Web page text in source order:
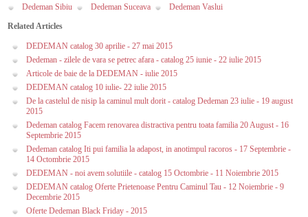
Dedeman Sibiu
Dedeman Suceava
Dedeman Vaslui
Related Articles
DEDEMAN catalog 30 aprilie - 27 mai 2015
Dedeman - zilele de vara se petrec afara - catalog 25 iunie - 22 iulie 2015
Articole de baie de la DEDEMAN - iulie 2015
DEDEMAN catalog 10 iulie- 22 iulie 2015
De la castelul de nisip la caminul mult dorit - catalog Dedeman 23 iulie - 19 august
2015
Dedeman catalog Facem renovarea distractiva pentru toata familia 20 August - 16
Septembrie 2015
Dedeman catalog Iti pui familia la adapost, in anotimpul racoros - 17 Septembrie -
14 Octombrie 2015
DEDEMAN - noi avem solutiile - catalog 15 Octombrie - 11 Noiembrie 2015
DEDEMAN catalog Oferte Prietenoase Pentru Caminul Tau - 12 Noiembrie - 9
Decembrie 2015
Oferte Dedeman Black Friday - 2015